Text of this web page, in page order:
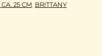
25 CM, BRITTANY